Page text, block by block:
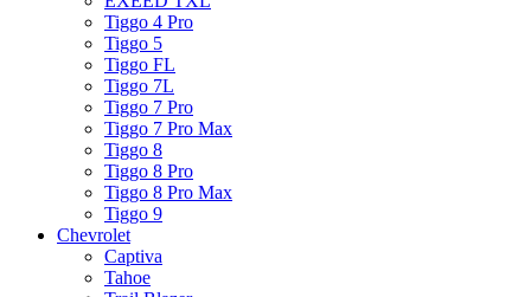
Tiggo 4 Pro
Tiggo 5
Tiggo FL
Tiggo 7L
Tiggo 7 Pro
Tiggo 7 Pro Max
Tiggo 8
Tiggo 8 Pro
Tiggo 8 Pro Max
Tiggo 9
Chevrolet
Captiva
Tahoe